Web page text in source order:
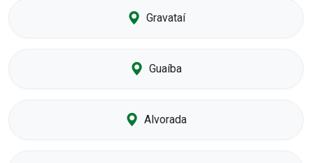
Gravataí
Guaíba
Alvorada